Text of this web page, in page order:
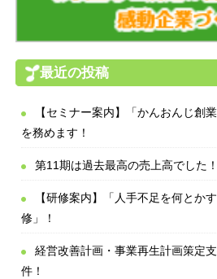
最近の投稿
【セミナー案内】「かんおんじ創
を務めます！
第11期は過去最高の売上高でした！
【研修案内】「人手不足を何と
修」！
経営改善計画・事業再生計画策定
件！